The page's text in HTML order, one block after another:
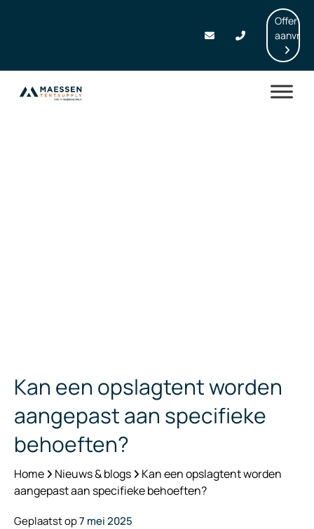
Offerte
Kan een opslagtent worden
aangepast aan specifieke
behoeften?
Home Nieuws & blogs
Kan een opslagtent worden
aangepast aan specifieke behoeften?
Geplaatst op7 mei 2025